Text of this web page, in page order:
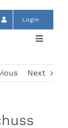
Login
Toggle
Next